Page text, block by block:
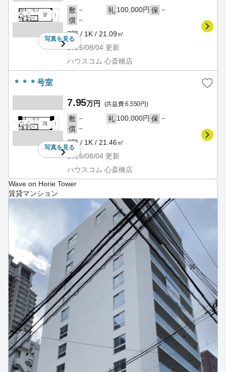
写真を見る
敷 － 礼 100,000円 保 －
償 －
7階 / 1K / 21.09㎡
2026/08/04 更新
ハウスコム 心斎橋店
＊＊＊号室
写真を見る
7.95万円 (共益費 6,550円)
敷 － 礼 100,000円 保 －
償 －
7階 / 1K / 21.46㎡
2026/08/04 更新
ハウスコム 心斎橋店
Wave on Horie Tower
賃貸マンション